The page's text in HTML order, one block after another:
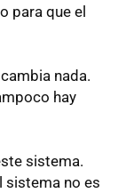
para que el
nada.
hay
sistema.
sistema no es